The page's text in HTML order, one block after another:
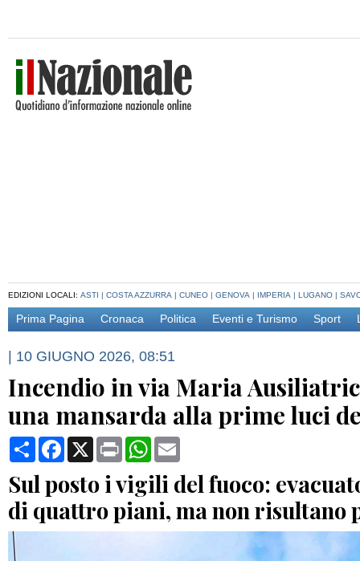
EDIZIONI LOCALI: ASTI | COSTA AZZURRA | CUNEO | GENOVA | IMPERIA | LUGANO |
Prima Pagina Cronaca Politica Eventi e Turismo Sport
| 10 GIUGNO 2026, 08:51
Incendio in via Maria
una mansarda alla prime luci
CondividiFacebook
X Print WhatsApp
Sul posto i vigili del fuoco:
di quattro piani, ma non risultano